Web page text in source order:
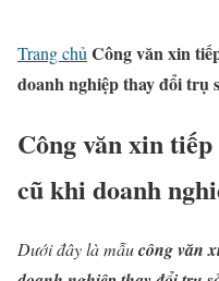
Trang chủ Công văn xin
doanh nghiệp thay đổi trụ
Công văn xin
cũ khi doanh
Dưới đây là mẫucông văn